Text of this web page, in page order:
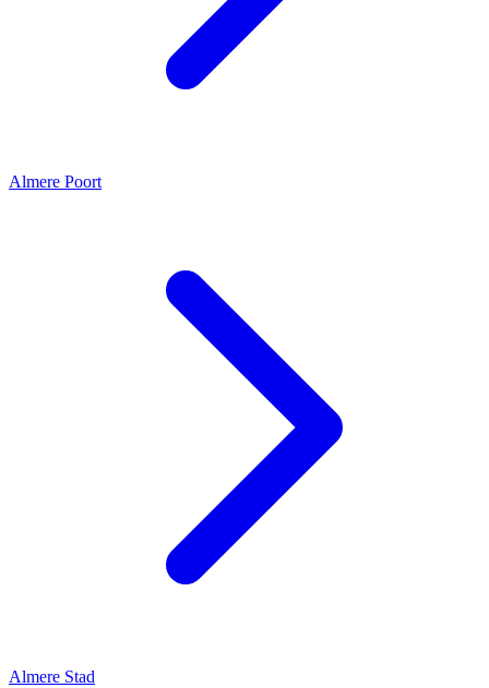
Almere Poort
Almere Stad